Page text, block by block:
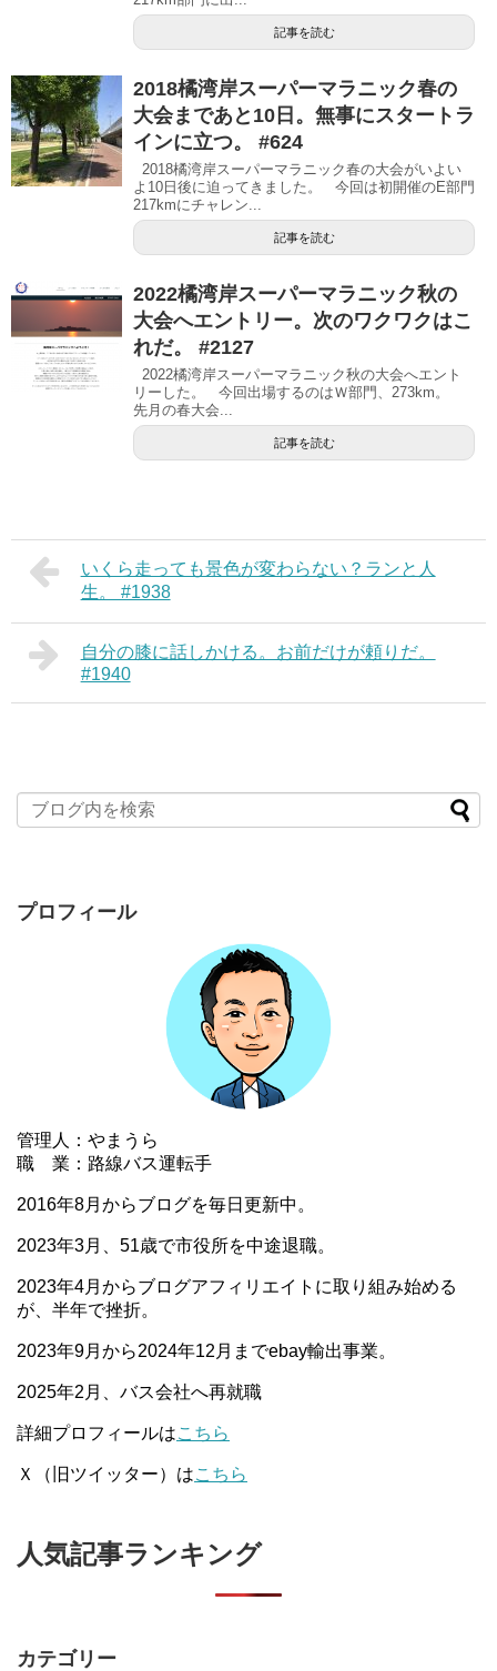
記事を読む
2018橘湾岸スーパーマラニック春の
大会まであと10日。無事にスタートラ
インに立つ。 #624
2018橘湾岸スーパーマラニック春の大会がいよい
よ10日後に迫ってきました。 今回は初開催のE部門
217kmにチャレン...
記事を読む
2022橘湾岸スーパーマラニック秋の
大会へエントリー。次のワクワクはこ
れだ。 #2127
2022橘湾岸スーパーマラニック秋の大会へエント
リーした。 今回出場するのはＷ部門、273km。
先月の春大会...
記事を読む
いくら走っても景色が変わらない？ランと人
生。 #1938
自分の膝に話しかける。お前だけが頼りだ。
#1940
プロフィール
管理人：やまうら
職 業：路線バス運転手
2016年8月からブログを毎日更新中。
2023年3月、51歳で市役所を中途退職。
2023年4月からブログアフィリエイトに取り組み始める
が、半年で挫折。
2023年9月から2024年12月までebay輸出事業。
2025年2月、バス会社へ再就職
詳細プロフィールはこちら
Ｘ（旧ツイッター）はこちら
人気記事ランキング
カテゴリー